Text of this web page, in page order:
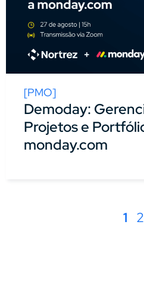
[PMO]
Demoday:
Projetos e
monday.com
1 2